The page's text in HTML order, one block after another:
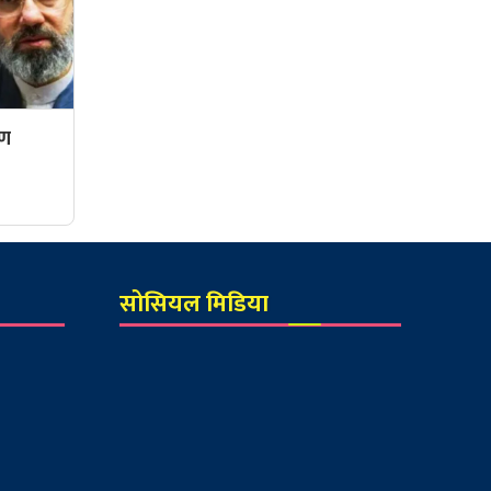
सोसियल मिडिया